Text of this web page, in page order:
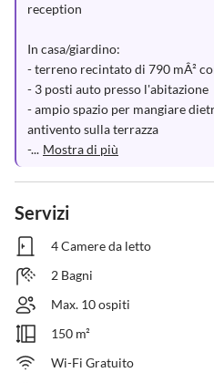
reception
In casa/giardino:
- terreno recintato di 790 mÂ²
- 3 posti auto presso l'abitazione
- ampio spazio per mangiare
antivento sulla terrazza
-... Mostra di più
Servizi
4 Camere da letto
2 Bagni
Max. 10 ospiti
150 m²
Wi-Fi Gratuito